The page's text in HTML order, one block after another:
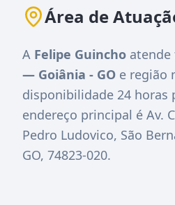
Área de
A Felipe Guincho atende
— Goiânia - GO e região
disponibilidade 24 horas
endereço principal é Av.
Pedro Ludovico, São
GO, 74823-020.